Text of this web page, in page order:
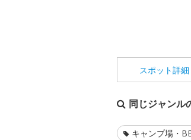
スポット詳細
同じジャンル
キャンプ場・